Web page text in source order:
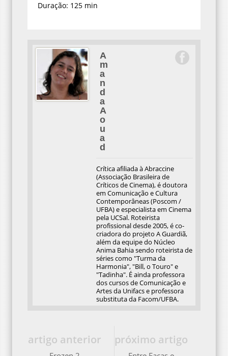
Duração: 125 min
A
m
a
n
d
a
A
o
u
a
d
Crítica afiliada à Abraccine
(Associação Brasileira de
Críticos de Cinema), é doutora
em Comunicação e Cultura
Contemporâneas (Poscom /
UFBA) e especialista em Cinema
pela UCSal. Roteirista
profissional desde 2005, é co-
criadora do projeto A Guardiã,
além da equipe do Núcleo
Anima Bahia sendo roteirista de
séries como "Turma da
Harmonia", "Bill, o Touro" e
"Tadinha". É ainda professora
dos cursos de Comunicação e
Artes da Unifacs e professora
substituta da Facom/UFBA.
próximo artigo
artigo anterior